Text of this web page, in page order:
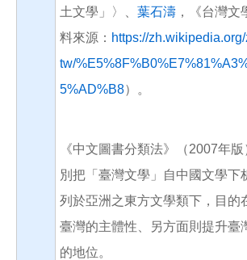
土文學」〉、 葉石濤 ，《台灣文
料來源： https://
tw/
5%AD%B8）。
《中文圖書分類法》（2007年
別把「臺灣文學」自中國文學下
列於亞洲之東方文學類下，目的
臺灣的主體性、另方面則提升臺
的地位。